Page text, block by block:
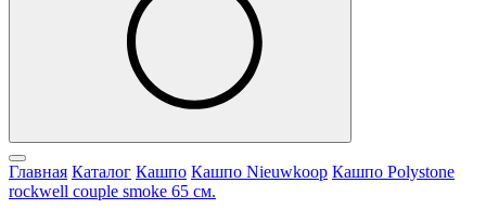
Главная Каталог Кашпо Кашпо Nieuwkoop Кашпо Polystone
rockwell couple smoke 65 см.